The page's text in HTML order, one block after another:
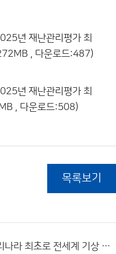
년 재난관리평가 최
, 다운로드:487)
년 재난관리평가 최
, 다운로드:508)
목록보기
고창 표준기상관측소, 우리나라 최초로 전세계 기상 기준관측망에 공식 등록